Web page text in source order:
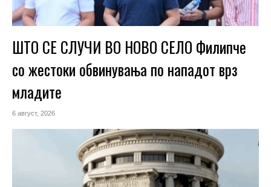
ШТО СЕ СЛУЧИ ВО НОВО СЕЛО Филипче
со жестоки обвинувања по нападот врз
младите
6 август, 2026